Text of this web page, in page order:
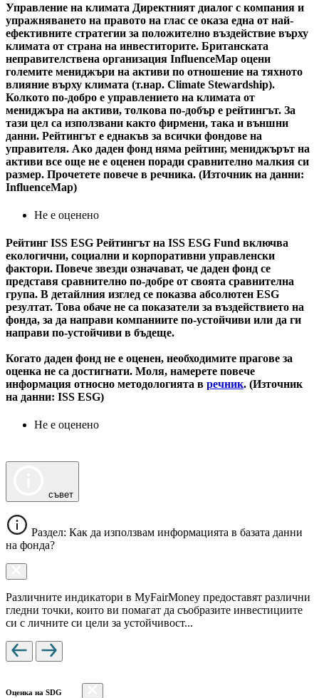
Управление на климата Директният диалог с компания и
упражняването на правото на глас се оказа една от най-
ефективните стратегии за положително въздействие върху
климата от страна на инвеститорите. Британската
неправителствена организация InfluenceMap оцени
големите мениджъри на активи по отношение на тяхното
влияние върху климата (т.нар. Climate Stewardship).
Колкото по-добро е управлението на климата от
мениджъра на активи, толкова по-добър е рейтингът. За
тази цел са използвани както фирмени, така и външни
данни. Рейтингът е еднакъв за всички фондове на
управителя. Ако даден фонд няма рейтинг, мениджърът на
активи все още не е оценен поради сравнително малкия си
размер. Прочетете повече в речника. (Източник на данни:
InfluenceMap)
Не е оценено
Рейтинг ISS ESG Рейтингът на ISS ESG Fund включва
екологични, социални и корпоративни управленски
фактори. Повече звезди означават, че даден фонд се
представя сравнително по-добре от своята сравнителна
група. В детайлния изглед се показва абсолютен ESG
резултат. Това обаче не са показатели за въздействието на
фонда, за да направи компаниите по-устойчиви или да ги
направи по-устойчиви в бъдеще.
Когато даден фонд не е оценен, необходимите прагове за
оценка не са достигнати. Моля, намерете повече
информация относно методологията в речник. (Източник
на данни: ISS ESG)
Не е оценено
съвет
Раздел: Как да използвам информацията в базата данни
на фонда?
Различните индикатори в MyFairMoney предоставят различни
гледни точки, които ви помагат да съобразите инвестициите
си с личните си цели за устойчивост...
Оценка на SDG